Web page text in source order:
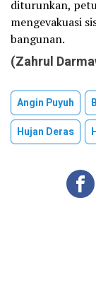
diturunkan,
mengevakuasi
bangunan.
(Zahrul
Angin Puyuh
Hujan Deras